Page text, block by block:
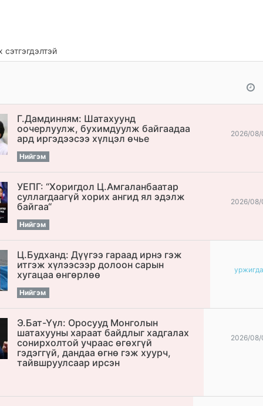
Г.Дамдинням: Шатахуунд
оочерлуулж, бухимдуулж байгаадаа
ард иргэдээсээ хүлцэл өчье
Нийгэм
2026/08/
УЕПГ: “Хоригдол Ц.Амгаланбаатар
cуллагдаагүй хорих ангид ял эдэлж
байгаа“
Нийгэм
2026/08/
Ц.Будханд: Дүүгээ гараад ирнэ гэж
итгэж хүлээсээр долоон сарын
хугацаа өнгөрлөө
Нийгэм
Э.Бат-Үүл: Оросууд Монголын
шатахууны хараат байдлыг хадгалах
сонирхолтой учраас өгөхгүй
гэдэггүй, дандаа өгнө гэж хуурч,
тайвшруулсаар ирсэн
2026/08/